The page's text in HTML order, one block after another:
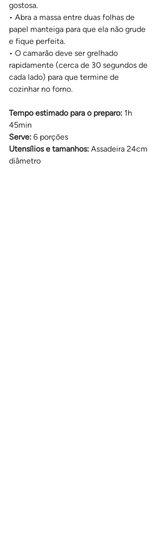
gostosa.
• Abra a massa entre duas folhas de
papel manteiga para que ela não grude
e fique perfeita.
• O camarão deve ser grelhado
rapidamente (cerca de 30 segundos de
cada lado) para que termine de
cozinhar no forno.
Tempo estimado para o preparo: 1h
45min
Serve: 6 porções
Utensílios e tamanhos: Assadeira 24cm
diâmetro